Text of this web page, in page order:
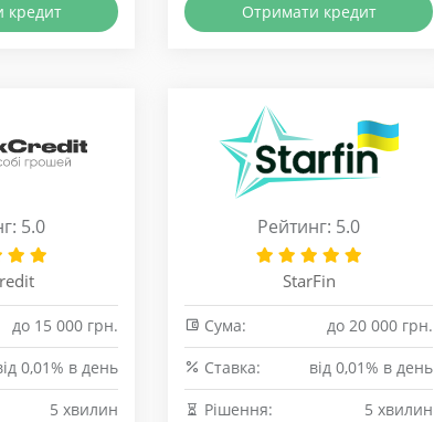
кредит Отримати кредит
5.0
до 15 000 грн.
0,01% в день
5 хвилин
Рейтинг: 5.0
StarFin
Сума:
до 20 000 грн.
Cтавка:
від 0,01% в день
Рішення:
5 хвилин